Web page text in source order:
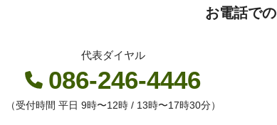
お電話で
代表ダイヤル
086-246-4446
（受付時間 平日 9時〜12時 / 13時〜17時30分）